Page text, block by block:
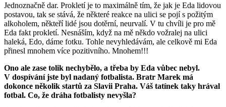
Jednoznačně dar. Prokletí je to maximálně tím, že jak je Eda lidovou
postavou, tak se stává, že některé reakce na ulici se pojí s požitým
alkoholem, někteří lidé jsou dotěrní, neurvalí. V tu chvíli je pro mě
Eda fakt prokletí. Nesnáším, když na mě někdo vožralej na ulici
haleká, Edo, dáme fotku. Tohle nevyhledávám, ale celkově mi Eda
přinesl mnohem více pozitivního. Mnohem!!!
Ono ale zase tolik nechybělo, a třeba by Eda vůbec nebyl.
V dospívání jste byl nadaný fotbalista. Bratr Marek má
dokonce několik startů za Slavii Praha. Váš tatínek taky hrával
fotbal. Co, že dráha fotbalisty nevyšla?